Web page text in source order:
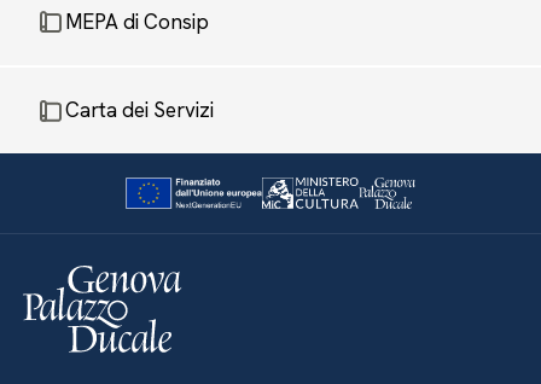
MEPA di Consip
Carta dei Servizi